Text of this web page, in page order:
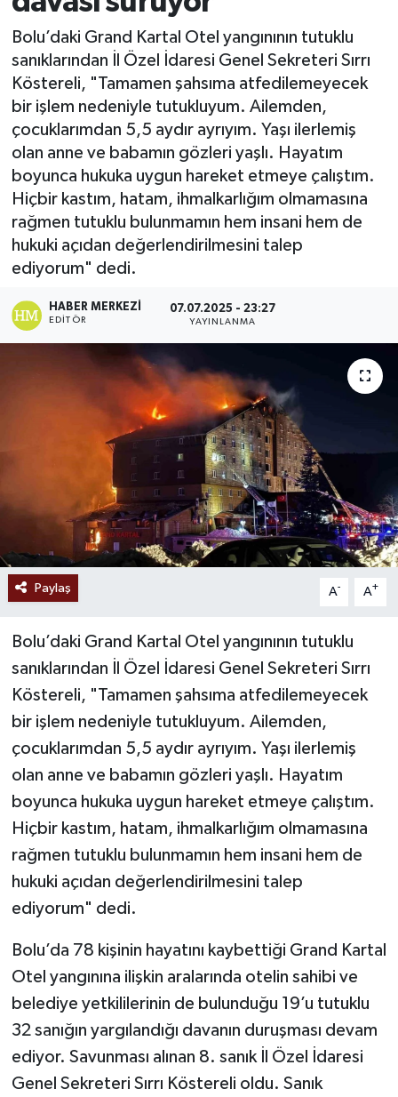
Bolu’daki Grand Kartal Otel yangınının tutuklu
sanıklarından İl Özel İdaresi Genel Sekreteri Sırrı
Köstereli, "Tamamen şahsıma atfedilemeyecek
bir işlem nedeniyle tutukluyum. Ailemden,
çocuklarımdan 5,5 aydır ayrıyım. Yaşı ilerlemiş
olan anne ve babamın gözleri yaşlı. Hayatım
boyunca hukuka uygun hareket etmeye çalıştım.
Hiçbir kastım, hatam, ihmalkarlığım olmamasına
rağmen tutuklu bulunmamın hem insani hem de
hukuki açıdan değerlendirilmesini talep
ediyorum" dedi.
HABER MERKEZI
EDITÖR
07.07.2025 - 23:27
YAYINLANMA
Paylaş A- A+
Bolu’daki Grand Kartal Otel yangınının tutuklu
sanıklarından İl Özel İdaresi Genel Sekreteri Sırrı
Köstereli, "Tamamen şahsıma atfedilemeyecek
bir işlem nedeniyle tutukluyum. Ailemden,
çocuklarımdan 5,5 aydır ayrıyım. Yaşı ilerlemiş
olan anne ve babamın gözleri yaşlı. Hayatım
boyunca hukuka uygun hareket etmeye çalıştım.
Hiçbir kastım, hatam, ihmalkarlığım olmamasına
rağmen tutuklu bulunmamın hem insani hem de
hukuki açıdan değerlendirilmesini talep
ediyorum" dedi.
Bolu’da 78 kişinin hayatını kaybettiği Grand Kartal
Otel yangınına ilişkin aralarında otelin sahibi ve
belediye yetkililerinin de bulunduğu 19’u tutuklu
32 sanığın yargılandığı davanın duruşması devam
ediyor. Savunması alınan 8. sanık İl Özel İdaresi
Genel Sekreteri Sırrı Köstereli oldu. Sanık
Ekonomi
Sağlık
Tokat Haber